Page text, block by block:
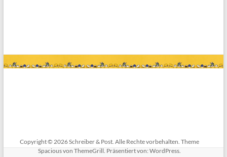
Copyright © 2026Schreiber & Post. Alle Rechte vorbehalten. Theme
Spaciousvon ThemeGrill. Präsentiert von:WordPress.